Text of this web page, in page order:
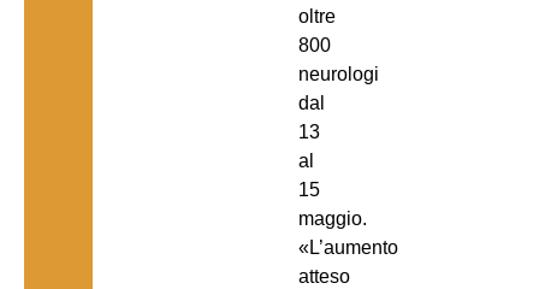
oltre
800
neurologi
dal
13
al
15
maggio.
«L’aumento
atteso